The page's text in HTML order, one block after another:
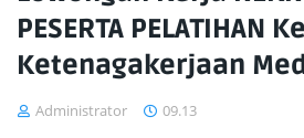
PESERTA PELATIHAN
Ketenagakerjaan
Administrator 09.13